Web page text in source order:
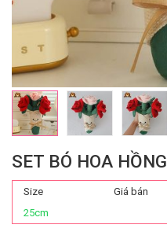
SET BÓ HOA HỒNG
Size Giá bán
25cm